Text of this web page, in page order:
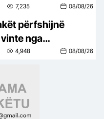
persona nga
6500 euro
7,235 08/08/26
përfshijnë
nga
Veriut, shkak
4,948 08/08/26